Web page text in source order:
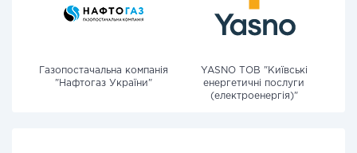
Газопостачальна компанія
"Нафтогаз України"
YASNO ТОВ "Київські
енергетичні послуги
(електроенергія)"